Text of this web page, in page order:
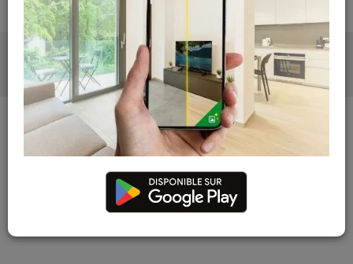
DESCRIPTIONPHOTOS
CARACTÉRISTIQUES